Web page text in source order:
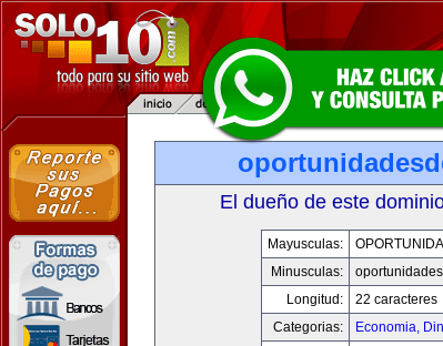
El dueño de este
Mayusculas:
Minusculas:
Longitud:
22 caracteres
Categorias:
Economia,